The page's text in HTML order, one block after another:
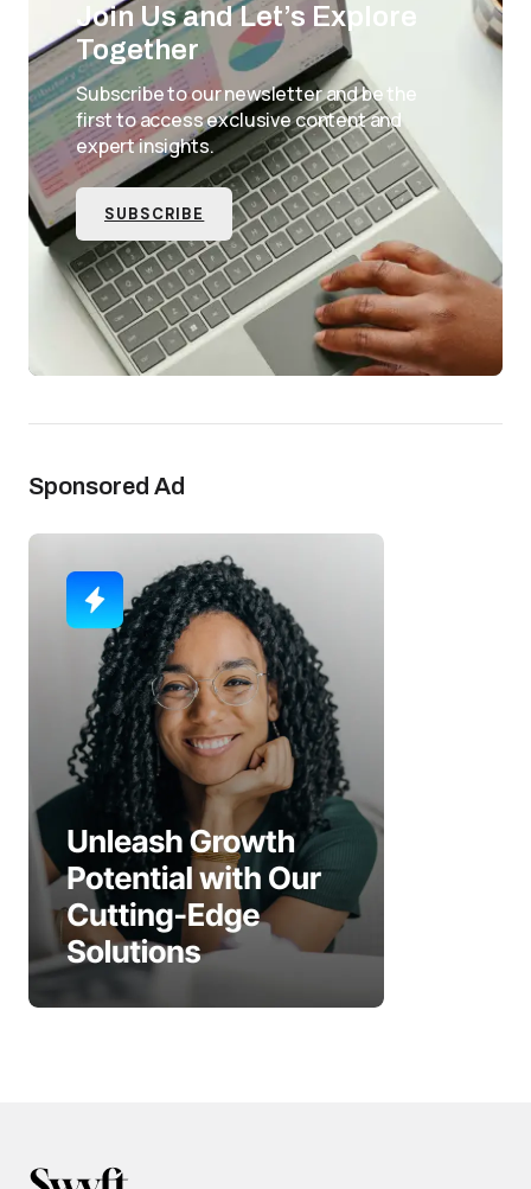
Join Us and Let’s Explore
Together
Subscribe to our newsletter and be the
first to access exclusive content and
expert insights.
SUBSCRIBE
Sponsored Ad